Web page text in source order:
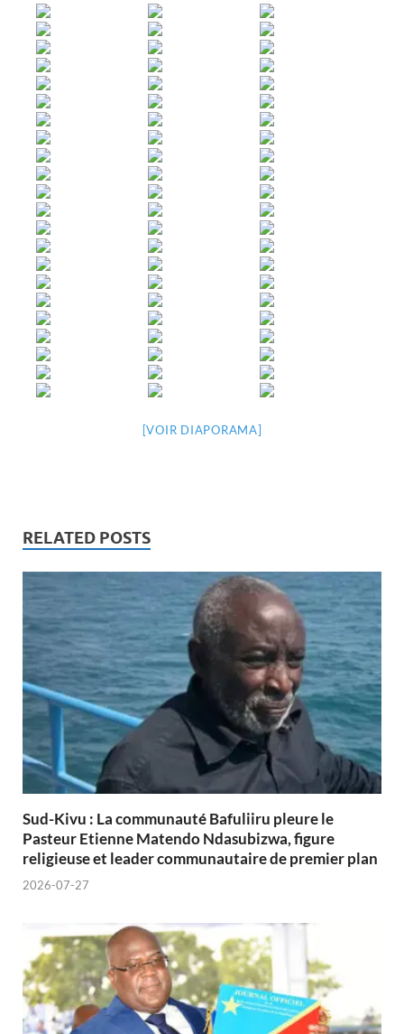
[VOIR DIAPORAMA]
RELATED POSTS
Sud-Kivu : La communauté Bafuliiru pleure le
Pasteur Etienne Matendo Ndasubizwa, figure
religieuse et leader communautaire de premier plan
2026-07-27